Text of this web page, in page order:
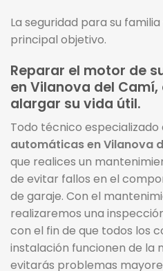
La seguridad para su
principal objetivo.
Reparar el motor de
en Vilanova del
alargar su vida útil.
Todo técnico especializado
automáticas en Vilanova
que realices un
de evitar fallos en el
de garaje. Con el
realizaremos una
con el fin de que todos los
instalación funcionen de la
evitarás problemas